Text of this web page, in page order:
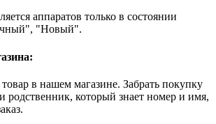
аппаратов только в состоянии
"Новый".
в нашем магазине. Забрать покупку
родственник, который знает номер и имя,